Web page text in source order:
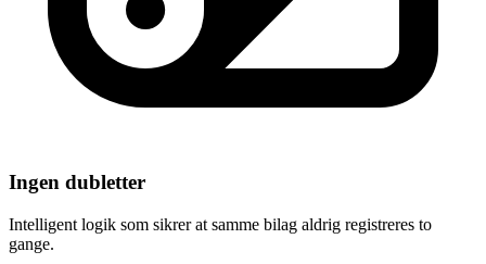
Ingen dubletter
Intelligent logik som sikrer at samme bilag aldrig registreres to
gange.